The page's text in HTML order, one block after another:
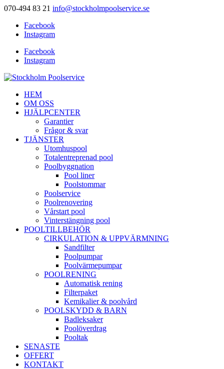
070-494 83 21 info@stockholmpoolservice.se
Facebook
Instagram
Facebook
Instagram
HEM
OM OSS
HJÄLPCENTER
Garantier
Frågor & svar
TJÄNSTER
Utomhuspool
Totalentreprenad pool
Poolbyggnation
Pool liner
Poolstommar
Poolservice
Poolrenovering
Vårstart pool
Vinterstängning pool
POOLTILLBEHÖR
CIRKULATION & UPPVÄRMNING
Sandfilter
Poolpumpar
Poolvärmepumpar
POOLRENING
Automatisk rening
Filterpaket
Kemikalier & poolvård
POOLSKYDD & BARN
Badleksaker
Poolöverdrag
Pooltak
SENASTE
OFFERT
KONTAKT